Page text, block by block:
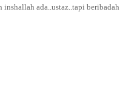
ada..ustaz..tapi beribadah